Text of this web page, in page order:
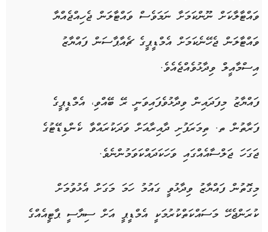
ވައްޓާލާކަށް ނޫންކަމަށާ ނަމަވެސް ވައްޓާލަން ޖެހިއްޖެއްޔާ
ވައްޓާލަން ޖެހޭނެކަމަށް އެމްޑީޕީގެ ޗެއާޕާސަން ފައްޔާޒު
އިސްމާއީލް ވިދާޅުވެއްޖެއެވެ.
ފައްޔާޒު މިފަދައިން ވިދާޅުވެފައިވަނީ ރޭ ބޭއްވި، އެމްޑީޕީގެ
ފަރާތުން ތ. ތިމަރަފުށި ދާއިރާއަށް ވަދަކުރައްވާ ކެންޑިޑޭޓުގެ
ޖަގަހަ ޖަލްސާއެއްގައި ވަހަކަދައްކަވަމުންނެވެ.
މިގޮތުން ފައްޔާޒު ވިދާޅުވީ ގައުމު ހަމަ މަގަށް އެޅުވުމަށް
ކުރަންޖެހޭ މަސައްކަތްކުރުމަކީ އެމްޑީޕީ އަށް ސިޔާސީ ޕާޓީއެއްގެ